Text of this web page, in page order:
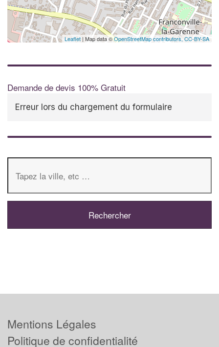
Leaflet | Map data ©OpenStreetMap contributors, CC-BY-SA
Demande de devis 100% Gratuit
Erreur lors du chargement du formulaire
Mentions Légales
Politique de confidentialité